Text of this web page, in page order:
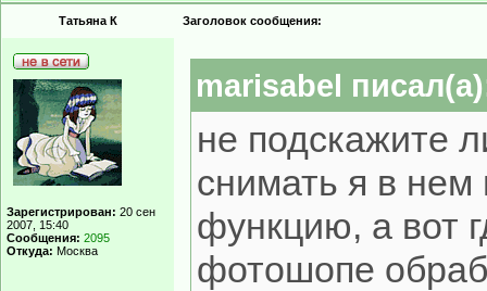
Татьяна К Заголовок сообщения:
Зарегистрирован: 20 сен
2007, 15:40
Сообщения: 2095
Откуда: Москва
marisabel
не подскажите
снимать я в нем
функцию, а вот
фотошопе